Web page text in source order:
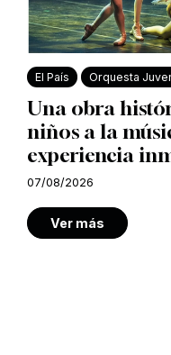
El País Orquesta
Una obra
niños a la
experiencia
07/08/2026
Ver más